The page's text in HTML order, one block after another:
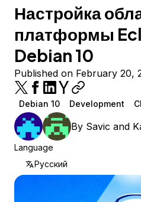
Настройка
платформы
Debian 10
Published on February 20,
Debian 10 Development
By Savic and
Language
Русский